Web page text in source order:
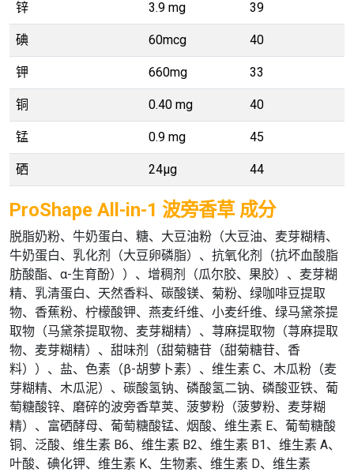
锌 3.9 mg 39
碘 60mcg 40
钾 660mg 33
铜 0.40 mg 40
锰 0.9 mg 45
硒 24µg 44
ProShape All-in-1 波旁香草 成分
脱脂奶粉、牛奶蛋白、糖、大豆油粉（大豆油、麦芽糊精、
牛奶蛋白、乳化剂（大豆卵磷脂）、抗氧化剂（抗坏血酸脂
肪酸酯、α-生育酚））、增稠剂（瓜尔胶、果胶）、麦芽糊
精、乳清蛋白、天然香料、碳酸镁、菊粉、绿咖啡豆提取
物、香蕉粉、柠檬酸钾、燕麦纤维、小麦纤维、绿马黛茶提
取物（马黛茶提取物、麦芽糊精）、荨麻提取物（荨麻提取
物、麦芽糊精）、甜味剂（甜菊糖苷（甜菊糖苷、香
料））、盐、色素（β-胡萝卜素）、维生素 C、木瓜粉（麦
芽糊精、木瓜泥）、碳酸氢钠、磷酸氢二钠、磷酸亚铁、葡
萄糖酸锌、磨碎的波旁香草荚、菠萝粉（菠萝粉、麦芽糊
精）、富硒酵母、葡萄糖酸锰、烟酸、维生素 E、葡萄糖酸
铜、泛酸、维生素 B6、维生素 B2、维生素 B1、维生素 A、
叶酸、碘化钾、维生素 K、生物素、维生素 D、维生素